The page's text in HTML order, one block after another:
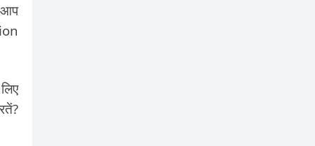
आप